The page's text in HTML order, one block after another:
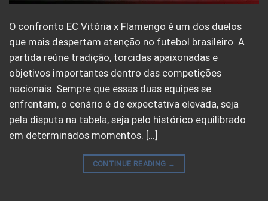
O confronto EC Vitória x Flamengo é um dos duelos
que mais despertam atenção no futebol brasileiro. A
partida reúne tradição, torcidas apaixonadas e
objetivos importantes dentro das competições
nacionais. Sempre que essas duas equipes se
enfrentam, o cenário é de expectativa elevada, seja
pela disputa na tabela, seja pelo histórico equilibrado
em determinados momentos. […]
CONTINUE READING →